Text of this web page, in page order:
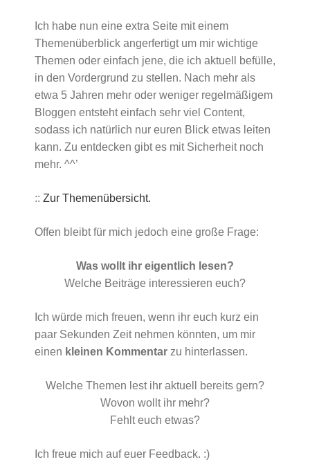
Ich habe nun eine extra Seite mit einem
Themenüberblick angerfertigt um mir wichtige
Themen oder einfach jene, die ich aktuell befülle,
in den Vordergrund zu stellen. Nach mehr als
etwa 5 Jahren mehr oder weniger regelmäßigem
Bloggen entsteht einfach sehr viel Content,
sodass ich natürlich nur euren Blick etwas leiten
kann. Zu entdecken gibt es mit Sicherheit noch
mehr. ^^’
:: Zur Themenübersicht.
Offen bleibt für mich jedoch eine große Frage:
Was wollt ihr eigentlich lesen?
Welche Beiträge interessieren euch?
Ich würde mich freuen, wenn ihr euch kurz ein
paar Sekunden Zeit nehmen könnten, um mir
einen kleinen Kommentar zu hinterlassen.
Welche Themen lest ihr aktuell bereits gern?
Wovon wollt ihr mehr?
Fehlt euch etwas?
Ich freue mich auf euer Feedback. :)